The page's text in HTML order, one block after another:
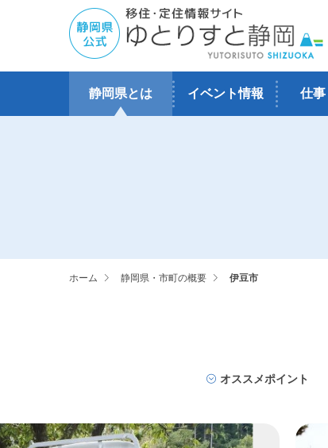
静岡県とは イベント情報 仕事
ホーム 静岡県・市町の概要 伊豆市
オススメポイント